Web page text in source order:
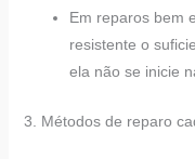
Em reparos bem
resistente o
ela não se inicie
3. Métodos de reparo